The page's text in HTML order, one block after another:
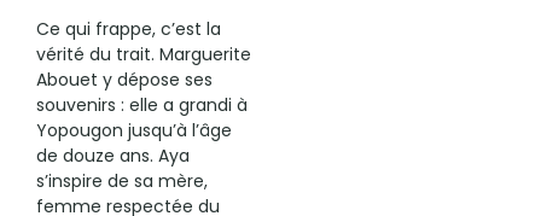
Ce qui frappe, c’est la
vérité du trait. Marguerite
Abouet y dépose ses
souvenirs : elle a grandi à
Yopougon jusqu’à l’âge
de douze ans. Aya
s’inspire de sa mère,
femme respectée du